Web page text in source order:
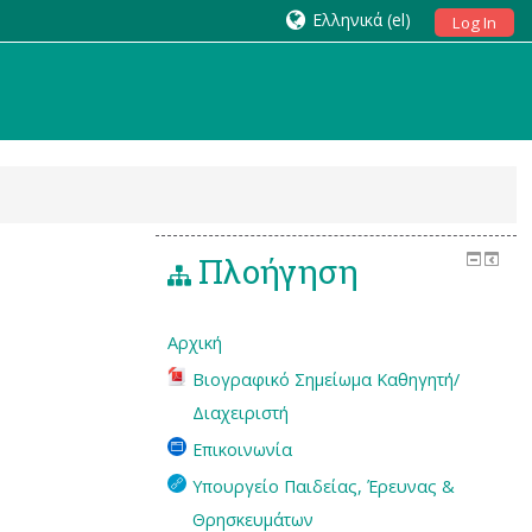
Log In
Ελληνικά ‎(el)‎
Πλοήγηση
Αρχική
Βιογραφικό Σημείωμα Καθηγητή/
Διαχειριστή
Επικοινωνία
Υπουργείο Παιδείας, Έρευνας &
Θρησκευμάτων